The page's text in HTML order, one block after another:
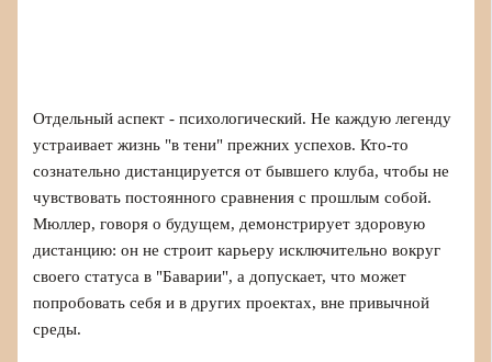
Отдельный аспект - психологический. Не каждую легенду
устраивает жизнь "в тени" прежних успехов. Кто‑то
сознательно дистанцируется от бывшего клуба, чтобы не
чувствовать постоянного сравнения с прошлым собой.
Мюллер, говоря о будущем, демонстрирует здоровую
дистанцию: он не строит карьеру исключительно вокруг
своего статуса в "Баварии", а допускает, что может
попробовать себя и в других проектах, вне привычной
среды.